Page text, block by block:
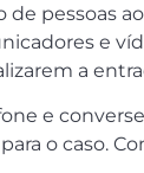
pessoas
e
a
e
o caso.